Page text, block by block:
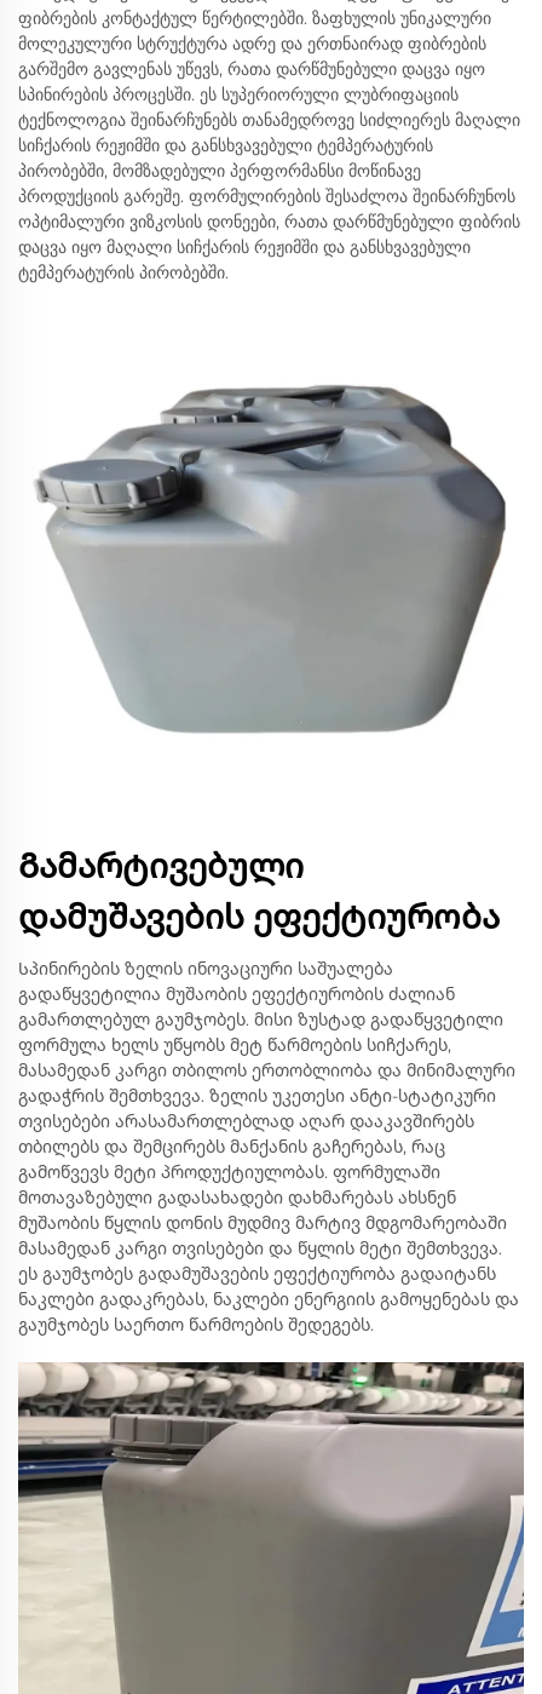
ფიბრების კონტაქტულ წერტილებში. ზაფხულის უნიკალური
მოლეკულური სტრუქტურა ადრე და ერთნაირად ფიბრების
გარშემო გავლენას უწევს, რათა დარწმუნებული დაცვა იყო
სპინირების პროცესში. ეს სუპერიორული ლუბრიფაციის
ტექნოლოგია შეინარჩუნებს თანამედროვე სიძლიერეს მაღალი
სიჩქარის რეჟიმში და განსხვავებული ტემპერატურის
პირობებში, მომზადებული პერფორმანსი მოწინავე
პროდუქციის გარეშე. ფორმულირების შესაძლოა შეინარჩუნოს
ოპტიმალური ვიზკოსის დონეები, რათა დარწმუნებული ფიბრის
დაცვა იყო მაღალი სიჩქარის რეჟიმში და განსხვავებული
ტემპერატურის პირობებში.
Გამარტივებული
დამუშავების ეფექტიურობა
Სპინირების ზელის ინოვაციური საშუალება
გადაწყვეტილია მუშაობის ეფექტიურობის ძალიან
გამართლებულ გაუმჯობეს. მისი ზუსტად გადაწყვეტილი
ფორმულა ხელს უწყობს მეტ წარმოების სიჩქარეს,
მასამედან კარგი თბილოს ერთობლიობა და მინიმალური
გადაჭრის შემთხვევა. ზელის უკეთესი ანტი-სტატიკური
თვისებები არასამართლებლად აღარ დააკავშირებს
თბილებს და შემცირებს მანქანის გაჩერებას, რაც
გამოწვევს მეტი პროდუქტიულობას. ფორმულაში
მოთავაზებული გადასახადები დახმარებას ახსნენ
მუშაობის წყლის დონის მუდმივ მარტივ მდგომარეობაში
მასამედან კარგი თვისებები და წყლის მეტი შემთხვევა.
ეს გაუმჯობეს გადამუშავების ეფექტიურობა გადაიტანს
ნაკლები გადაკრებას, ნაკლები ენერგიის გამოყენებას და
გაუმჯობეს საერთო წარმოების შედეგებს.